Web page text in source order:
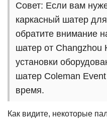
Совет: Если вам
каркасный шатер
обратите внимание
шатер от Changzhou
установки
шатер Coleman
время.
Как видите, некоторые